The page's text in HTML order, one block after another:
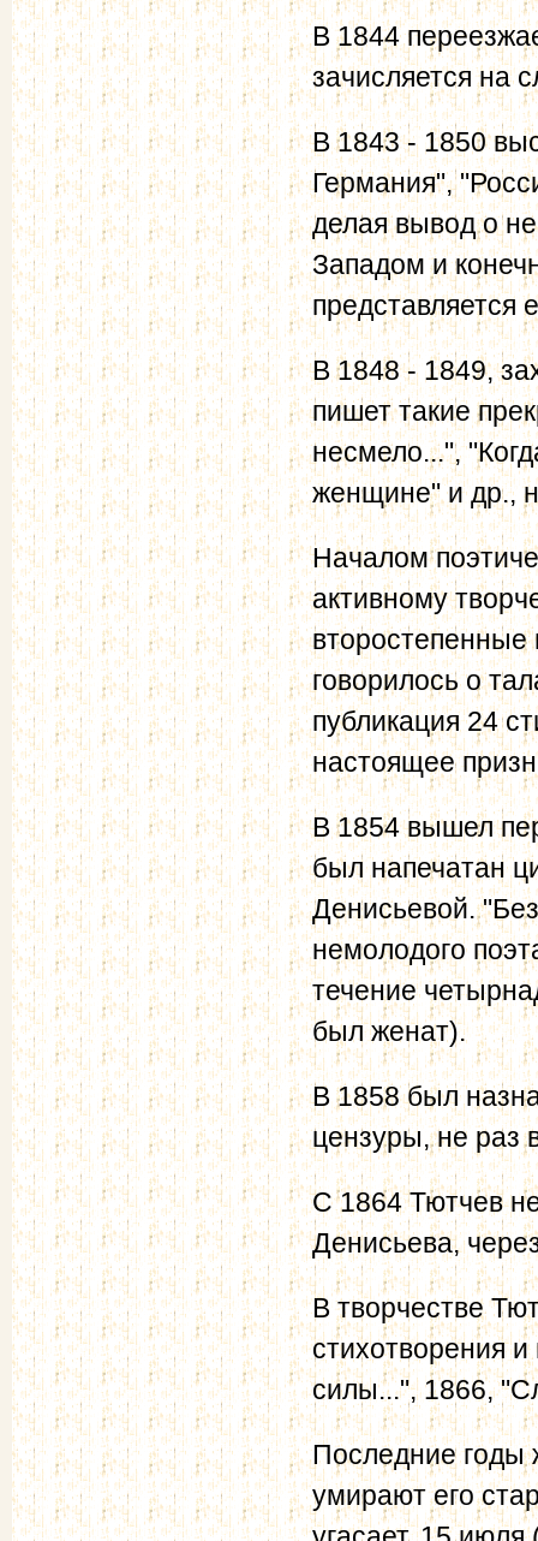
В 1844
зачисляется на
В 1843 - 1850
Германия",
делая вывод о
Западом и
представляется
В 1848 - 1849,
пишет такие
несмело...",
женщине" и др.,
Началом
активному
второстепенные
говорилось о
публикация 24
настоящее
В 1854 вышел
был напечатан
Денисьевой.
немолодого
течение
был женат).
В 1858 был
цензуры, не раз
С 1864 Тютчев
Денисьева,
В творчестве
стихотворения
силы...", 1866,
Последние годы
умирают его